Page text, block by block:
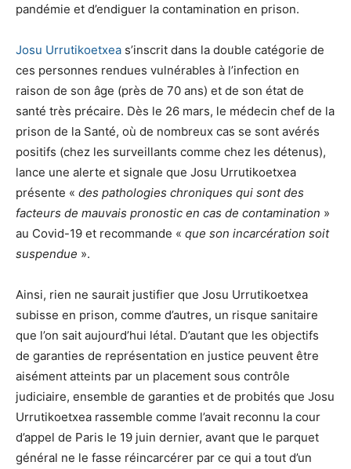
pandémie et d’endiguer la contamination en prison.
Josu Urrutikoetxea s’inscrit dans la double catégorie de
ces personnes rendues vulnérables à l’infection en
raison de son âge (près de 70 ans) et de son état de
santé très précaire. Dès le 26 mars, le médecin chef de la
prison de la Santé, où de nombreux cas se sont avérés
positifs (chez les surveillants comme chez les détenus),
lance une alerte et signale que Josu Urrutikoetxea
présente « des pathologies chroniques qui sont des
facteurs de mauvais pronostic en cas de contamination »
au Covid-19 et recommande « que son incarcération soit
suspendue ».
Ainsi, rien ne saurait justifier que Josu Urrutikoetxea
subisse en prison, comme d’autres, un risque sanitaire
que l’on sait aujourd’hui létal. D’autant que les objectifs
de garanties de représentation en justice peuvent être
aisément atteints par un placement sous contrôle
judiciaire, ensemble de garanties et de probités que Josu
Urrutikoetxea rassemble comme l’avait reconnu la cour
d’appel de Paris le 19 juin dernier, avant que le parquet
général ne le fasse réincarcérer par ce qui a tout d’un